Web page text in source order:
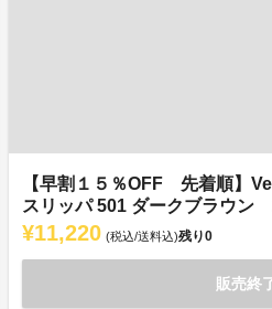
【早割１５％OFF 先着順】
スリッパ 501 ダークブラウン
¥11,220 (税込/送料込)残り0
販売終